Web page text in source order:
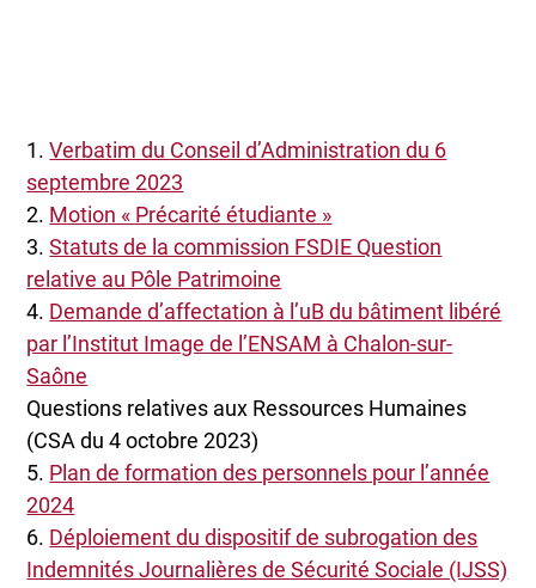
1.Verbatim du Conseil d’Administration du 6
septembre 2023
2. Motion « Précarité étudiante »
3.Statuts de la commission FSDIE Question
relative au Pôle Patrimoine
4. Demande d’affectation à l’uB du bâtiment libéré
par l’Institut Image de l’ENSAM à Chalon-sur-
Saône
Questions relatives aux Ressources Humaines
(CSA du 4 octobre 2023)
5. Plan de formation des personnels pour l’année
2024
6. Déploiement du dispositif de subrogation des
Indemnités Journalières de Sécurité Sociale (IJSS)